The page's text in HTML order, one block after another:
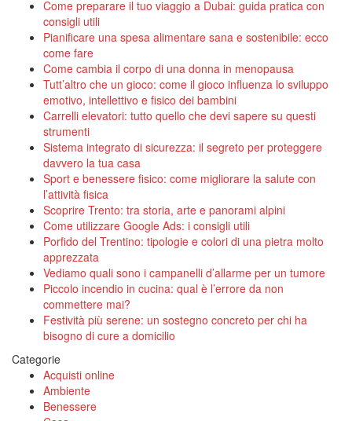
Come preparare il tuo viaggio a Dubai: guida pratica con
consigli utili
Pianificare una spesa alimentare sana e sostenibile: ecco
come fare
Come cambia il corpo di una donna in menopausa
Tutt’altro che un gioco: come il gioco influenza lo sviluppo
emotivo, intellettivo e fisico dei bambini
Carrelli elevatori: tutto quello che devi sapere su questi
strumenti
Sistema integrato di sicurezza: il segreto per proteggere
davvero la tua casa
Sport e benessere fisico: come migliorare la salute con
l’attività fisica
Scoprire Trento: tra storia, arte e panorami alpini
Come utilizzare Google Ads: i consigli utili
Porfido del Trentino: tipologie e colori di una pietra molto
apprezzata
Vediamo quali sono i campanelli d’allarme per un tumore
Piccolo incendio in cucina: qual è l’errore da non
commettere mai?
Festività più serene: un sostegno concreto per chi ha
bisogno di cure a domicilio
Categorie
Acquisti online
Ambiente
Benessere